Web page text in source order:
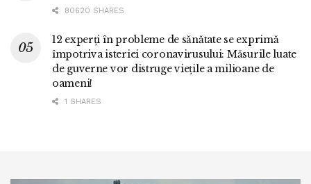
80620 SHARES
12 experți în probleme de sănătate se exprimă
împotriva isteriei coronavirusului: Măsurile luate
de guverne vor distruge viețile a milioane de
oameni!
1 SHARES